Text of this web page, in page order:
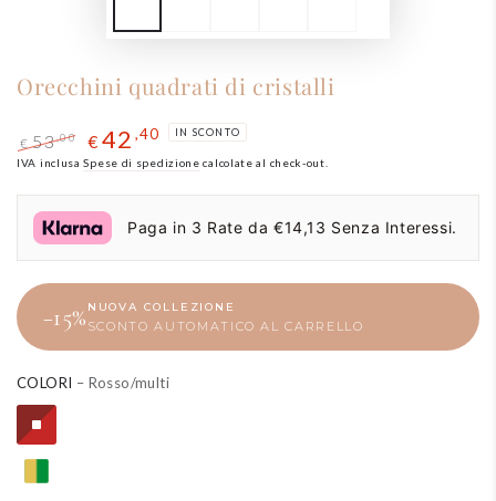
Orecchini quadrati di cristalli
Prezzo
€ 53,00
Il
di
liquidazione
€ 42 ,40 IN SCONTO
IVA inclusaSpese di spedizione calcolate al check-out.
Paga in 3 Rate da €14,13 Senza Interessi.
−15% NUOVA COLLEZIONE
SCONTO AUTOMATICO AL CARRELLO
COLORI – Rosso/multi